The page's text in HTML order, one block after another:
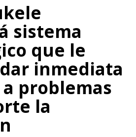
sistema
que le
inmediata
problemas
la